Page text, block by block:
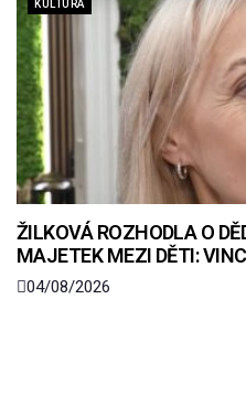
KULTURA
ŽILKOVÁ ROZHODLA O
MAJETEK MEZI DĚTI:
04/08/2026